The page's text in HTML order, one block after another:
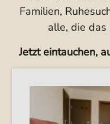
Familien,
alle, die das
Jetzt eintauchen,